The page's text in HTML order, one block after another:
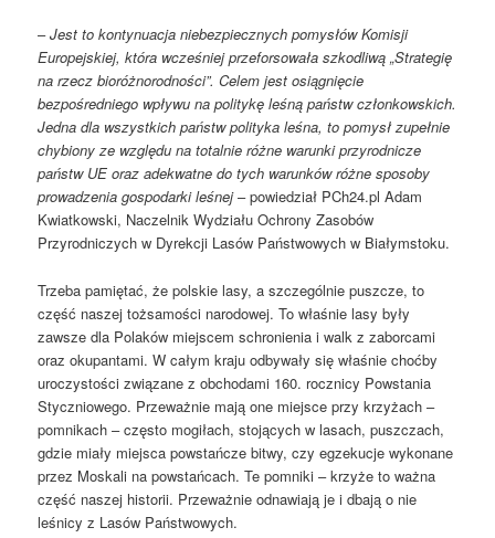
–Jest to kontynuacja niebezpiecznych pomysłów Komisji
Europejskiej, która wcześniej przeforsowała szkodliwą „Strategię
na rzecz bioróżnorodności”. Celem jest osiągnięcie
bezpośredniego wpływu na politykę leśną państw członkowskich.
Jedna dla wszystkich państw polityka leśna, to pomysł zupełnie
chybiony ze względu na totalnie różne warunki przyrodnicze
państw UE oraz adekwatne do tych warunków różne sposoby
prowadzenia gospodarki leśnej– powiedział PCh24.pl Adam
Kwiatkowski, Naczelnik Wydziału Ochrony Zasobów
Przyrodniczych w Dyrekcji Lasów Państwowych w Białymstoku.
Trzeba pamiętać, że polskie lasy, a szczególnie puszcze, to
część naszej tożsamości narodowej. To właśnie lasy były
zawsze dla Polaków miejscem schronienia i walk z zaborcami
oraz okupantami. W całym kraju odbywały się właśnie choćby
uroczystości związane z obchodami 160. rocznicy Powstania
Styczniowego. Przeważnie mają one miejsce przy krzyżach –
pomnikach – często mogiłach, stojących w lasach, puszczach,
gdzie miały miejsca powstańcze bitwy, czy egzekucje wykonane
przez Moskali na powstańcach. Te pomniki – krzyże to ważna
część naszej historii. Przeważnie odnawiają je i dbają o nie
leśnicy z Lasów Państwowych.